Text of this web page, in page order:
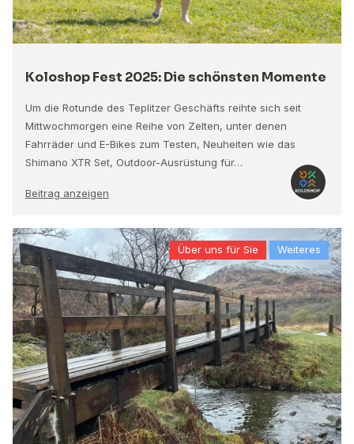
Koloshop Fest 2025: Die schönsten Momente
Um die Rotunde des Teplitzer Geschäfts reihte sich seit
Mittwochmorgen eine Reihe von Zelten, unter denen
Fahrräder und E-Bikes zum Testen, Neuheiten wie das
Shimano XTR Set, Outdoor-Ausrüstung für…
Beitrag anzeigen
Über uns für Sie Weiteres